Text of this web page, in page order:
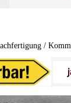
/ Komm.